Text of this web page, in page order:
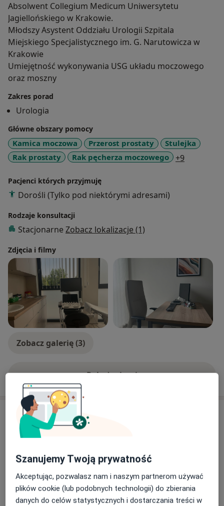
Absolwent Collegium Medicum Uniwersytetu
Jagiellońskiego w Krakowie.
Młodszy Asystent Oddziału Urologii Szpitala
Miejskiego Specjalistycznego im. G. Narutowicza w
Krakowie
Umiejętność wykonywania USG układu moczowego
oraz moszny
Zakres porad
Urologia
Główne obszary pomocy
Kamica moczowa Przerost prostaty
Stulejka
Rak prostaty
Rak pęcherza moczowego +9
Pacjenci których przyjmuję
Dorośli (Tylko pod niektórymi adresami)
Rodzaje konsultacji
Stacjonarne Zobacz lokalizacje (1)
Zdjęcia i filmy
Zobacz galerię (3)
Pokaż więcej
Usługi i ceny
Konsultacja urologiczna
Konsultacja urologiczna (kolejna
wizyta)
300 zł Szczegóły
Umów wizytę
Szanujemy Twoją prywatność
Akceptując, pozwalasz nam i naszym partnerom używać
plików cookie (lub podobnych technologii) do zbierania
danych do celów statystycznych i dostarczania treści w